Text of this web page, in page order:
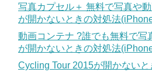
写真カプセル＋ 無料で写真や
が開かないときの対処法
動画コンテナ ?誰でも無料で写
が開かないときの対処法
Cycling Tour 2015が開かない